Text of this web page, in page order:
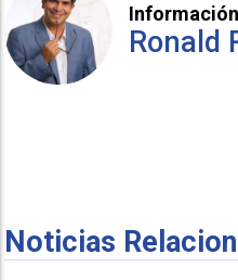
Ronald
Noticias